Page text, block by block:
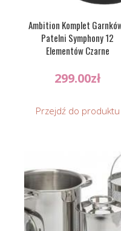
Ambition Komplet
Patelni Symphony 12
Elementów Czarne
299.00zł
Przejdź do produktu